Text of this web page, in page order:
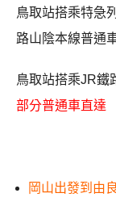
鳥取站搭乘特急
路山陰本線普通
鳥取站搭乘JR鐵
部分普通車直達
岡山出發到由